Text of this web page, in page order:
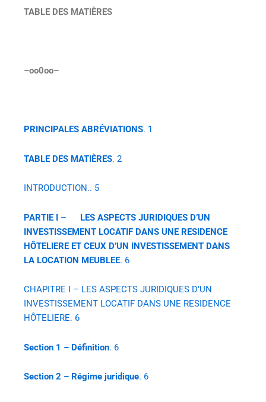
TABLE DES MATIÈRES
–oo0oo–
PRINCIPALES ABRÉVIATIONS. 1
TABLE DES MATIÈRES. 2
INTRODUCTION.. 5
PARTIE I –
LES ASPECTS JURIDIQUES D’UN
INVESTISSEMENT LOCATIF DANS UNE RESIDENCE
HÔTELIERE ET CEUX D’UN INVESTISSEMENT DANS
LA LOCATION MEUBLEE. 6
CHAPITRE I – LES ASPECTS JURIDIQUES D’UN
INVESTISSEMENT LOCATIF DANS UNE RESIDENCE
HÔTELIERE. 6
Section 1 – Définition. 6
Section 2 – Régime juridique. 6